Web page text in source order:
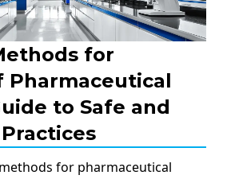
for
Pharmaceutical
to Safe and
for pharmaceutical